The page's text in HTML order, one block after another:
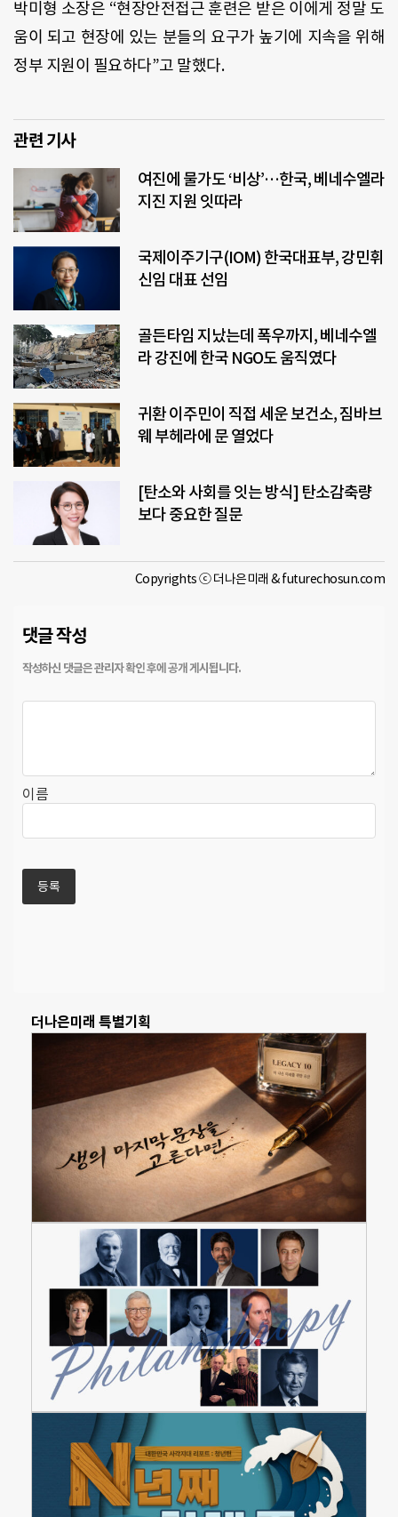
박미형 소장은 “현장안전접근 훈련은 받은 이에게 정말 도
움이 되고 현장에 있는 분들의 요구가 높기에 지속을 위해
정부 지원이 필요하다”고 말했다.
관련 기사
여진에 물가도 ‘비상’…한국, 베네수엘라
지진 지원 잇따라
국제이주기구(IOM) 한국대표부, 강민휘
신임 대표 선임
골든타임 지났는데 폭우까지, 베네수엘
라 강진에 한국 NGO도 움직였다
귀환 이주민이 직접 세운 보건소, 짐바브
웨 부헤라에 문 열었다
[탄소와 사회를 잇는 방식] 탄소감축량
보다 중요한 질문
Copyrights ⓒ 더나은미래 & futurechosun.com
댓글 작성
이름
더나은미래 특별기획